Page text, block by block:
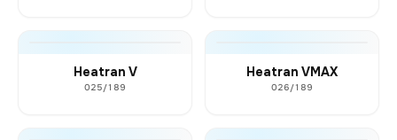
Heatran V
025/189
Heatran VMAX
026/189